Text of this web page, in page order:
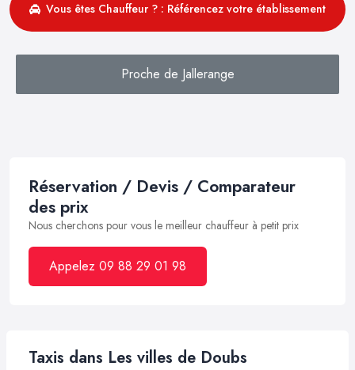
Vous êtes Chauffeur ? : Référencez votre établissement
Proche de Jallerange
Réservation / Devis / Comparateur
des prix
Nous cherchons pour vous le meilleur chauffeur à petit prix
Appelez 09 88 29 01 98
Taxis dans Les villes de Doubs